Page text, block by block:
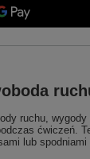
ruchu,
ćwiczeń.
lub